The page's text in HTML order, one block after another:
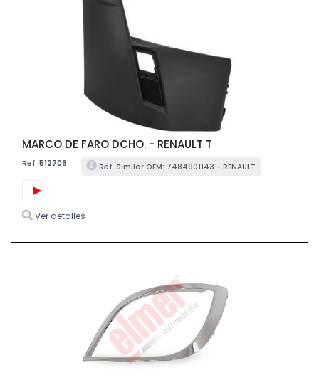
MARCO DE FARO DCHO. - RENAULT T
Ref: 512706 Ref. Similar OEM: 7484901143 - RENAULT
Ver detalles